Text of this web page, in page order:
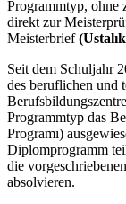
Programmtyp, ohne
direkt zur
Meisterbrief
Seit dem Schuljahr
des beruflichen und
Programmtyp das
Programı)
Diplomprogramm
die
absolvieren.